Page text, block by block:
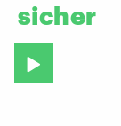
sicher